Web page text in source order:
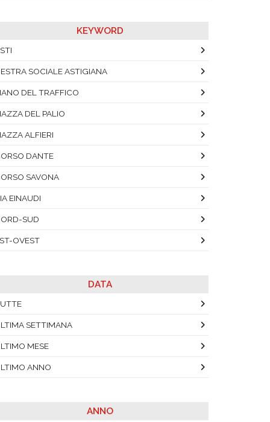
KEYWORD
SOCIALE ASTIGIANA
DEL TRAFFICO
DEL PALIO
ALFIERI
DANTE
SAVONA
EINAUDI
SUD
OVEST
DATA
SETTIMANA
MESE
ANNO
ANNO